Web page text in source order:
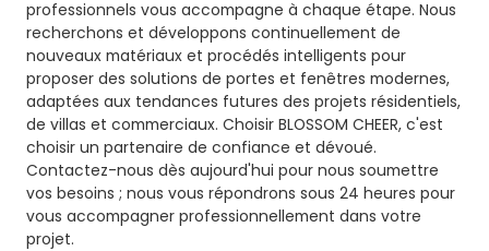
professionnels vous accompagne à chaque étape. Nous
recherchons et développons continuellement de
nouveaux matériaux et procédés intelligents pour
proposer des solutions de portes et fenêtres modernes,
adaptées aux tendances futures des projets résidentiels,
de villas et commerciaux. Choisir BLOSSOM CHEER, c'est
choisir un partenaire de confiance et dévoué.
Contactez-nous dès aujourd'hui pour nous soumettre
vos besoins ; nous vous répondrons sous 24 heures pour
vous accompagner professionnellement dans votre
projet.